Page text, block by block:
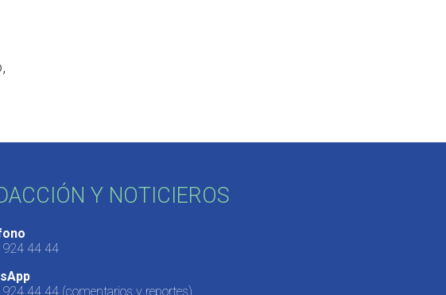
Y NOTICIEROS
924 44 44
924 44 44 (comentarios y reportes)